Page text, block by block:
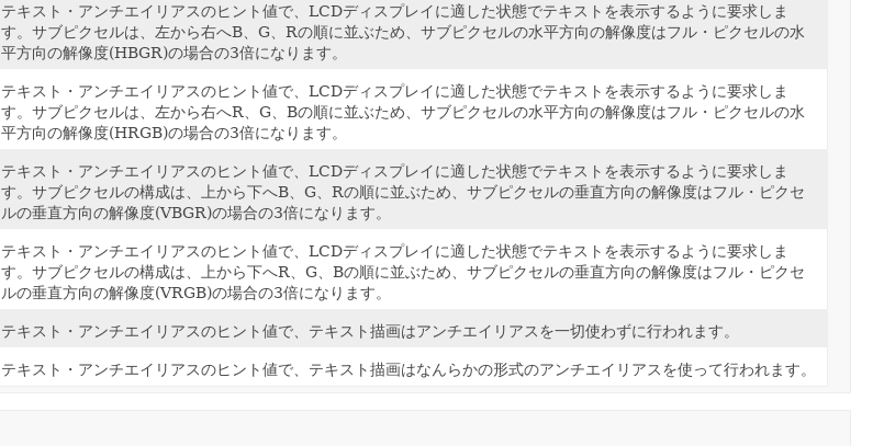
テキスト・アンチエイリアスのヒント値で、LCDディスプレイに適した状態でテキストを表示するように要求しま
す。サブピクセルは、左から右へB、G、Rの順に並ぶため、サブピクセルの水平方向の解像度はフル・ピクセルの水
平方向の解像度(HBGR)の場合の3倍になります。
テキスト・アンチエイリアスのヒント値で、LCDディスプレイに適した状態でテキストを表示するように要求しま
す。サブピクセルは、左から右へR、G、Bの順に並ぶため、サブピクセルの水平方向の解像度はフル・ピクセルの水
平方向の解像度(HRGB)の場合の3倍になります。
テキスト・アンチエイリアスのヒント値で、LCDディスプレイに適した状態でテキストを表示するように要求しま
す。サブピクセルの構成は、上から下へB、G、Rの順に並ぶため、サブピクセルの垂直方向の解像度はフル・ピクセ
ルの垂直方向の解像度(VBGR)の場合の3倍になります。
テキスト・アンチエイリアスのヒント値で、LCDディスプレイに適した状態でテキストを表示するように要求しま
す。サブピクセルの構成は、上から下へR、G、Bの順に並ぶため、サブピクセルの垂直方向の解像度はフル・ピクセ
ルの垂直方向の解像度(VRGB)の場合の3倍になります。
テキスト・アンチエイリアスのヒント値で、テキスト描画はアンチエイリアスを一切使わずに行われます。
テキスト・アンチエイリアスのヒント値で、テキスト描画はなんらかの形式のアンチエイリアスを使って行われます。